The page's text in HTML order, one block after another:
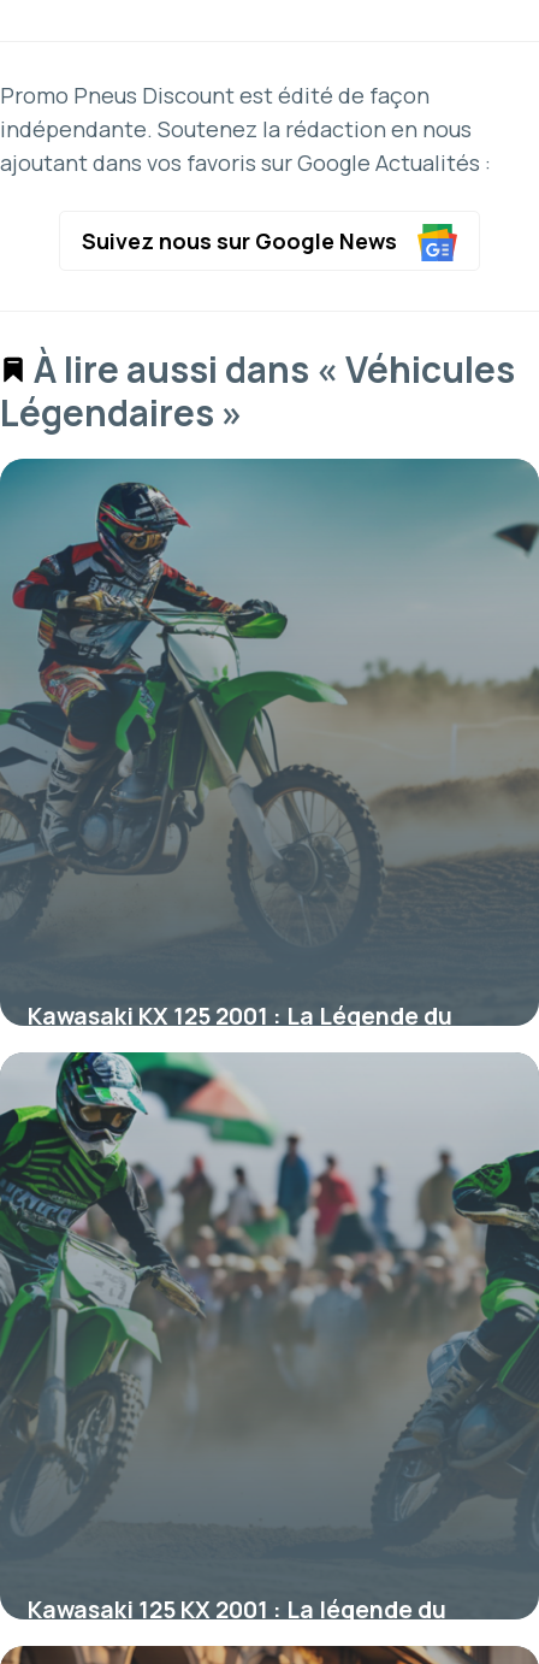
Promo Pneus Discount est édité de façon
indépendante. Soutenez la rédaction en nous
ajoutant dans vos favoris sur Google Actualités :
Suivez nous sur Google News
À lire aussi dans « Véhicules
Légendaires »
Kawasaki KX 125 2001 : La Légende du
Deux-Temps Repensée
16 juin 2026
Kawasaki 125 KX 2001 : La légende du
motocross deux-temps